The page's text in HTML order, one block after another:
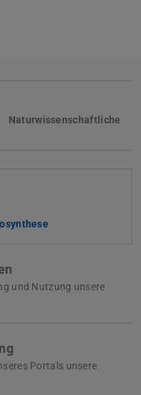
Naturwissenschaftliche
und Nutzung unsere
Portals unsere